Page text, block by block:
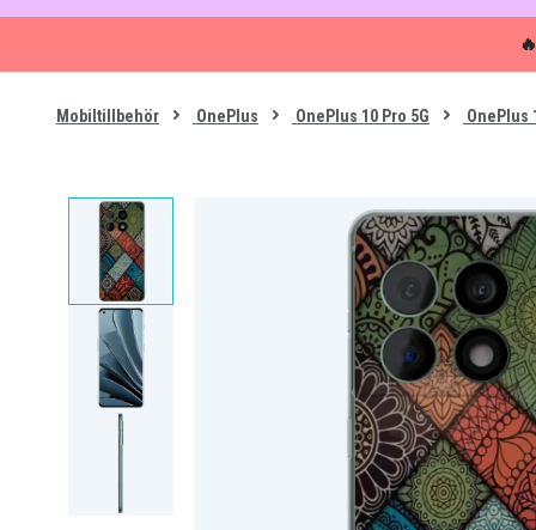
Mobiltillbehör OnePlus OnePlus 10 Pro 5G OnePlus